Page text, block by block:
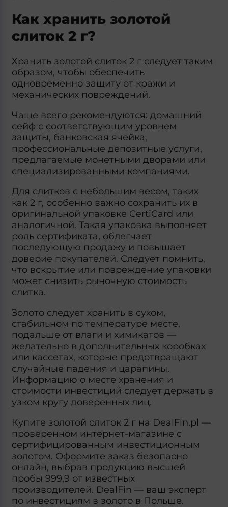
Как хранить золотой
слиток 2 г?
Хранить золотой слиток 2 г следует таким
образом, чтобы обеспечить
одновременно защиту от кражи и
механических повреждений.
Чаще всего рекомендуются: домашний
сейф с соответствующим уровнем
защиты, банковская ячейка,
профессиональные депозитные услуги,
предлагаемые монетными дворами или
специализированными компаниями.
Для слитков с небольшим весом, таких
как 2 г, особенно важно сохранить их в
оригинальной упаковке CertiCard или
аналогичной. Такая упаковка выполняет
роль сертификата, облегчает
последующую продажу и повышает
доверие покупателей. Следует помнить,
что вскрытие или повреждение упаковки
может снизить рыночную стоимость
слитка.
Золото следует хранить в сухом,
стабильном по температуре месте,
подальше от влаги и химикатов —
желательно в дополнительных коробках
или кассетах, которые предотвращают
случайные падения и царапины.
Информацию о месте хранения и
стоимости инвестиций следует держать в
узком кругу доверенных лиц.
Купите золотой слиток 2 г на DealFin.pl —
проверенном интернет-магазине с
сертифицированным инвестиционным
золотом. Оформите заказ безопасно
онлайн, выбрав продукцию высшей
пробы 999,9 от известных
производителей. DealFin — ваш эксперт
по инвестициям в золото в Польше.